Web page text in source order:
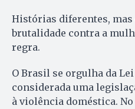
Histórias diferentes, mas
brutalidade contra a
regra.
O Brasil se orgulha da
considerada uma
à violência doméstica.